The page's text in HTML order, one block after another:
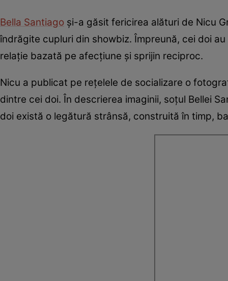
Bella Santiago și-a găsit fericirea alături de Nicu
îndrăgite cupluri din showbiz. Împreună, cei doi
relație bazată pe afecțiune și sprijin reciproc.
Nicu a publicat pe rețelele de socializare o
dintre cei doi. În descrierea imaginii, soțul Bellei
doi există o legătură strânsă, construită în timp,